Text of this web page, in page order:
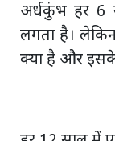
अर्धकुंभ हर
लगता है।
क्या है और इसके